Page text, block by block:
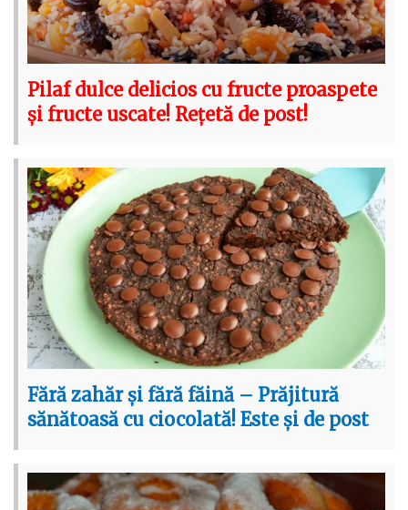
Pilaf dulce delicios cu fructe proaspete
și fructe uscate! Rețetă de post!
Fără zahăr și fără făină – Prăjitură
sănătoasă cu ciocolată! Este și de post